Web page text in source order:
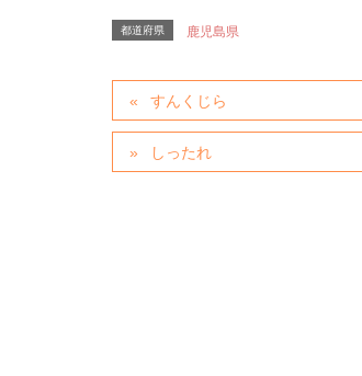
都道府県 鹿児島県
すんくじら
しったれ